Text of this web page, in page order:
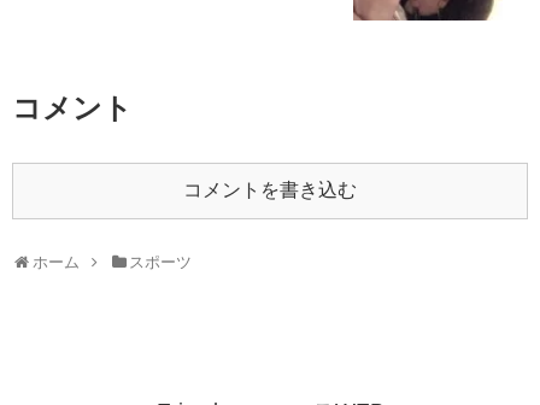
コメント
コメントを書き込む
ホーム スポーツ